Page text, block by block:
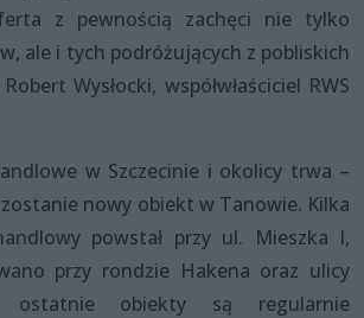
z pewnością zachęci nie tylko
ale i tych podróżujących z pobliskich
Wysłocki, współwłaściciel RWS
w Szczecinie i okolicy trwa –
nowy obiekt w Tanowie. Kilka
powstał przy ul. Mieszka I,
przy rondzie Hakena oraz ulicy
ostatnie obiekty są regularnie